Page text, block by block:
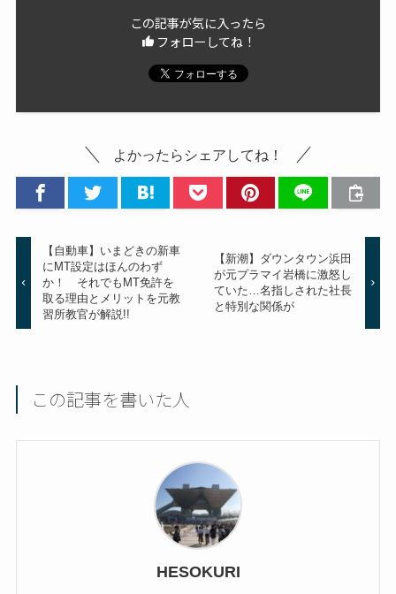
この記事が気に入ったら
フォローしてね！
よかったらシェアしてね！
【自動車】いまどきの新車
にMT設定はほんのわず
か！ それでもMT免許を
取る理由とメリットを元教
習所教官が解説!!
【新潮】ダウンタウン浜田
が元プラマイ岩橋に激怒し
ていた…名指しされた社長
と特別な関係が
この記事を書いた人
HESOKURI